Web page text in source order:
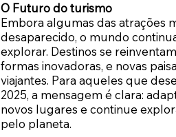
O Futuro do turismo
Embora algumas das atrações
desaparecido, o mundo
explorar. Destinos se
formas inovadoras, e novas
viajantes. Para aqueles que
2025, a mensagem é clara:
novos lugares e continue
pelo planeta.